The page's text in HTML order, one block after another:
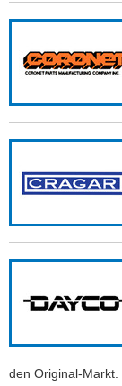
den Original-